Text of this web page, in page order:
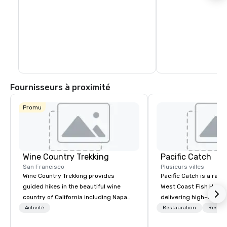
Fournisseurs à proximité
Promu
Wine Country Trekking
San Francisco
Wine Country Trekking provides
guided hikes in the beautiful wine
country of California including Napa
and Sonoma Valleys. These
Activité
Pacific Catch
Plusieurs villes
Pacific Catch is a
West Coast Fish
delivering high-
seafood with a
Restauration